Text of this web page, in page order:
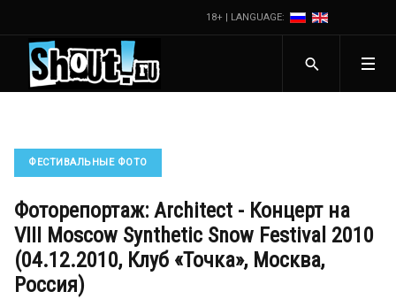
18+ | LANGUAGE:
ФЕСТИВАЛЬНЫЕ ФОТО
Фоторепортаж: Architect - Концерт на
VIII Moscow Synthetic Snow Festival 2010
(04.12.2010, Клуб «Точка», Москва,
Россия)